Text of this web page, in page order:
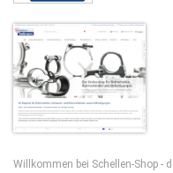
Willkommen bei Schellen-Shop -